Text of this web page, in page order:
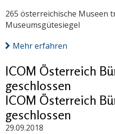
265 österreichische Museen
Museumsgütesiegel
Mehr erfahren
ICOM Österreich
geschlossen
ICOM Österreich
geschlossen
29.09.2018